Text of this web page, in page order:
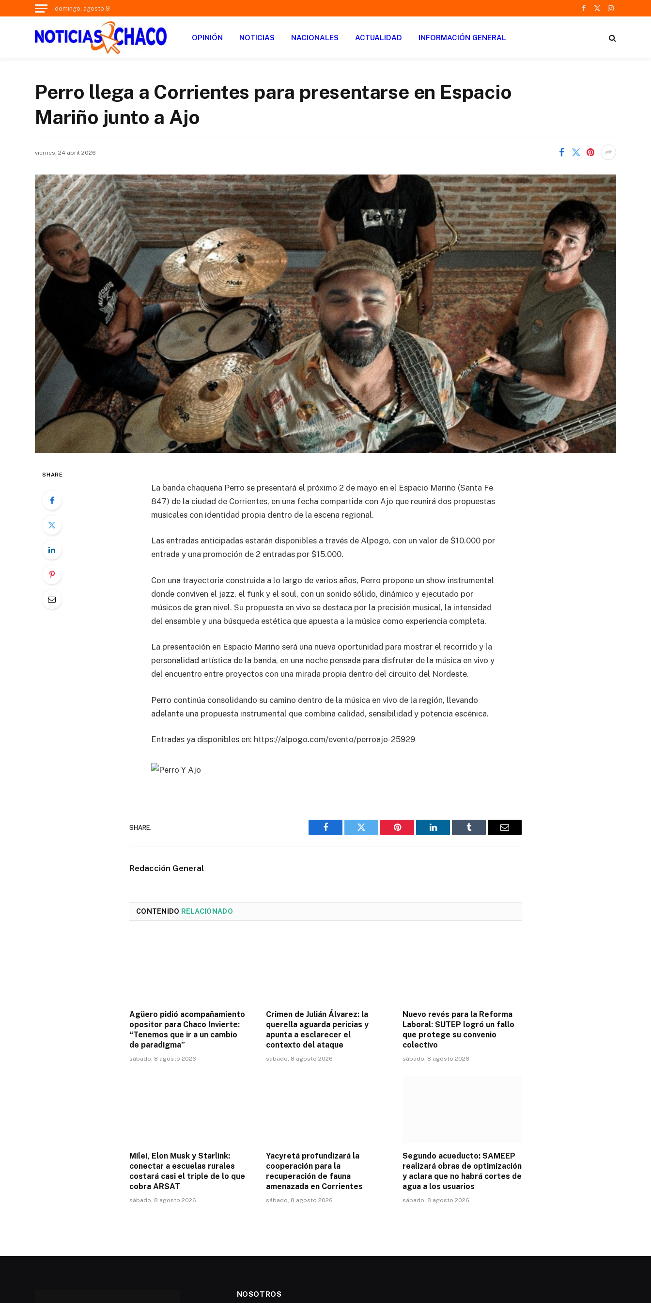
domingo, agosto 9
Facebook
X
Instagram
OPINIÓN NOTICIAS NACIONALES ACTUALIDAD INFORMACIÓN GENERAL
Perro llega a Corrientes para presentarse en Espacio
Mariño junto a Ajo
viernes, 24 abril 2026
SHARE
La banda chaqueña Perro se presentará el próximo 2 de mayo en el Espacio Mariño (Santa Fe
847) de la ciudad de Corrientes, en una fecha compartida con Ajo que reunirá dos propuestas
musicales con identidad propia dentro de la escena regional.
Las entradas anticipadas estarán disponibles a través de Alpogo, con un valor de $10.000 por
entrada y una promoción de 2 entradas por $15.000.
Con una trayectoria construida a lo largo de varios años, Perro propone un show instrumental
donde conviven el jazz, el funk y el soul, con un sonido sólido, dinámico y ejecutado por
músicos de gran nivel. Su propuesta en vivo se destaca por la precisión musical, la intensidad
del ensamble y una búsqueda estética que apuesta a la música como experiencia completa.
La presentación en Espacio Mariño será una nueva oportunidad para mostrar el recorrido y la
personalidad artística de la banda, en una noche pensada para disfrutar de la música en vivo y
del encuentro entre proyectos con una mirada propia dentro del circuito del Nordeste.
Perro continúa consolidando su camino dentro de la música en vivo de la región, llevando
adelante una propuesta instrumental que combina calidad, sensibilidad y potencia escénica.
Entradas ya disponibles en: https://alpogo.com/evento/perroajo-25929
SHARE.
Facebook Twitter Pinterest LinkedIn Tumblr Email
Redacción General
CONTENIDO RELACIONADO
Agüero pidió acompañamiento
opositor para Chaco Invierte:
“Tenemos que ir a un cambio
de paradigma”
sábado, 8 agosto 2026
Crimen de Julián Álvarez: la
querella aguarda pericias y
apunta a esclarecer el
contexto del ataque
sábado, 8 agosto 2026
Nuevo revés para la Reforma
Laboral: SUTEP logró un fallo
que protege su convenio
colectivo
sábado, 8 agosto 2026
Milei, Elon Musk y Starlink:
conectar a escuelas rurales
costará casi el triple de lo que
cobra ARSAT
sábado, 8 agosto 2026
Yacyretá profundizará la
cooperación para la
recuperación de fauna
amenazada en Corrientes
sábado, 8 agosto 2026
Segundo acueducto: SAMEEP
realizará obras de optimización
y aclara que no habrá cortes de
agua a los usuarios
sábado, 8 agosto 2026
NOSOTROS